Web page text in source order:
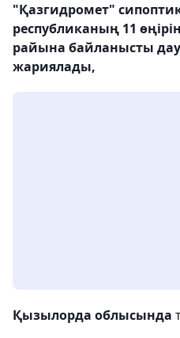
"Қазгидромет"
республиканың 11
райына байланысты
жариялады,
Қызылорда облысында